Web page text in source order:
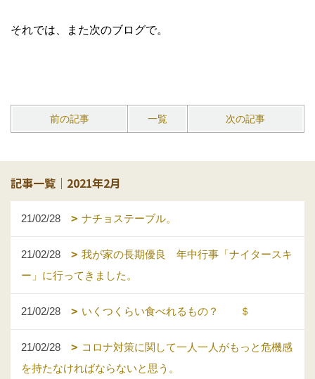
それでは、また次のブログで。
前の記事 一覧 次の記事
記事一覧｜2021年2月
21/02/28 ナチョステーブル。
21/02/28
我が家の長期優良 年中行事「ナイタースキ
ー」に行ってきました。
21/02/28 いくつくらい食べれるもの？ ＄
21/02/28
コロナ対策に関して一人一人がもっと危機感
を持たなければならないと思う。